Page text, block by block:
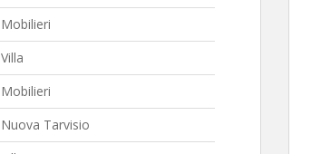
Mobilieri
Villa
Mobilieri
Nuova Tarvisio